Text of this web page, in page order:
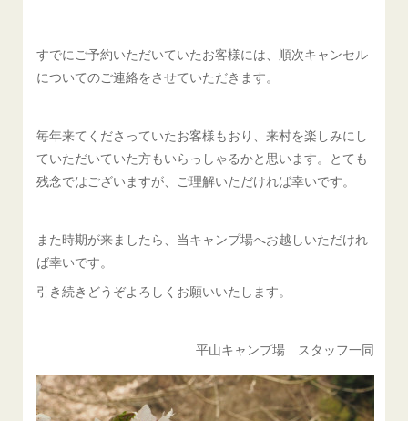
すでにご予約いただいていたお客様には、順次キャンセル
についてのご連絡をさせていただきます。
毎年来てくださっていたお客様もおり、来村を楽しみにし
ていただいていた方もいらっしゃるかと思います。とても
残念ではございますが、ご理解いただければ幸いです。
また時期が来ましたら、当キャンプ場へお越しいただけれ
ば幸いです。
引き続きどうぞよろしくお願いいたします。
平山キャンプ場 スタッフ一同